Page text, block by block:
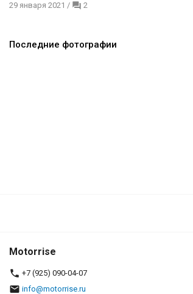
29 января 2021 / 2
Последние фотографии
Motorrise
+7 (925) 090-04-07
info@motorrise.ru